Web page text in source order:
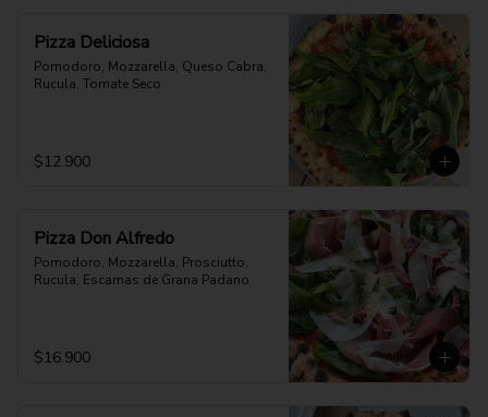
Pizza Deliciosa
Pomodoro, Mozzarella, Queso Cabra,
Rucula, Tomate Seco
$12.900
Pizza Don Alfredo
Pomodoro, Mozzarella, Prosciutto,
Rucula, Escamas de Grana Padano
$16.900